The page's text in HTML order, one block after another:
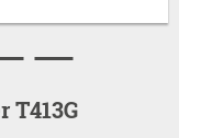
T413G